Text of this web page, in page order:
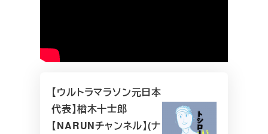
【ウルトラマラソン元日本
代表】楢木十士郎
【NARUNチャンネル】(ナ